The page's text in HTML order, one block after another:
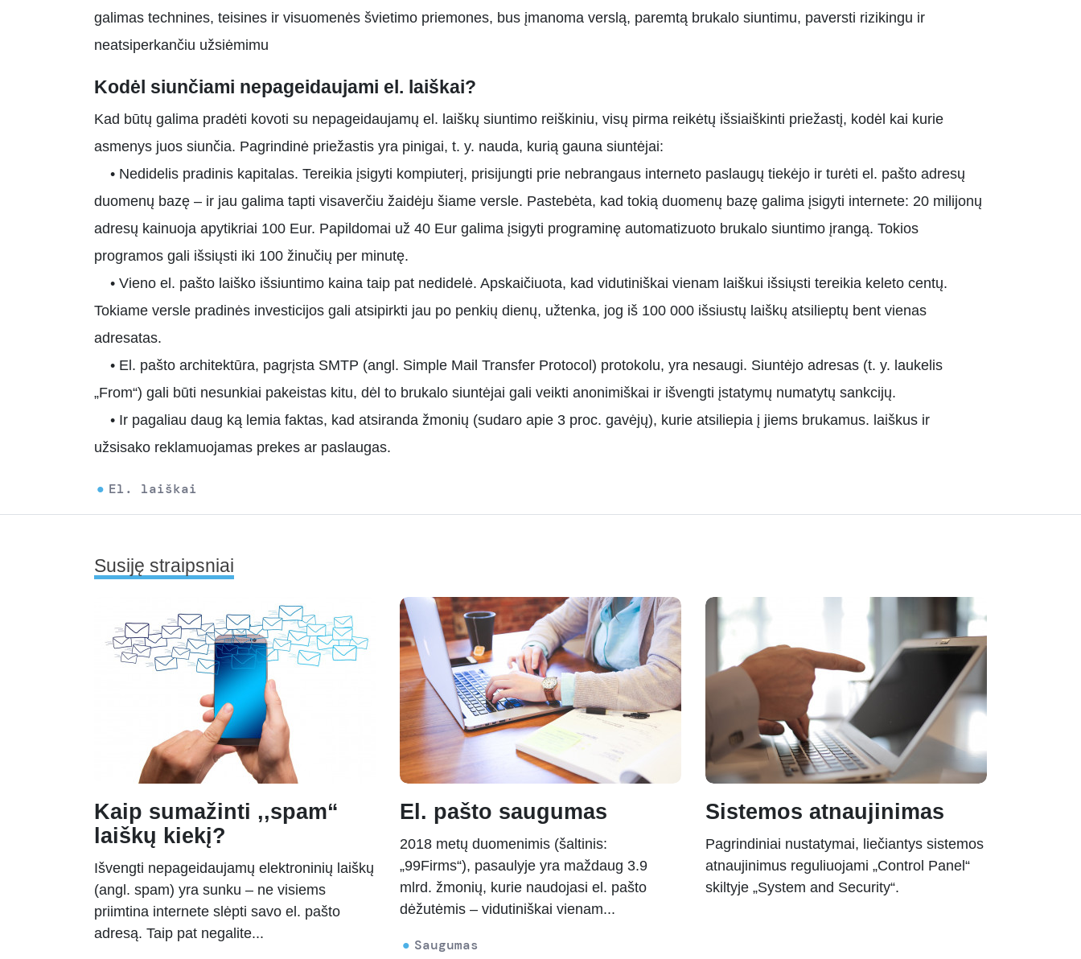
galimas technines, teisines ir visuomenės švietimo priemones, bus įmanoma verslą, paremtą brukalo siuntimu, paversti rizikingu ir
neatsiperkančiu užsiėmimu
Kodėl siunčiami nepageidaujami el. laiškai?
Kad būtų galima pradėti kovoti su nepageidaujamų el. laiškų siuntimo reiškiniu, visų pirma reikėtų išsiaiškinti priežastį, kodėl kai kurie
asmenys juos siunčia. Pagrindinė priežastis yra pinigai, t. y. nauda, kurią gauna siuntėjai:
• Nedidelis pradinis kapitalas. Tereikia įsigyti kompiuterį, prisijungti prie nebrangaus interneto paslaugų tiekėjo ir turėti el. pašto adresų
duomenų bazę – ir jau galima tapti visaverčiu žaidėju šiame versle. Pastebėta, kad tokią duomenų bazę galima įsigyti internete: 20 milijonų
adresų kainuoja apytikriai 100 Eur. Papildomai už 40 Eur galima įsigyti programinę automatizuoto brukalo siuntimo įrangą. Tokios
programos gali išsiųsti iki 100 žinučių per minutę.
• Vieno el. pašto laiško išsiuntimo kaina taip pat nedidelė. Apskaičiuota, kad vidutiniškai vienam laiškui išsiųsti tereikia keleto centų.
Tokiame versle pradinės investicijos gali atsipirkti jau po penkių dienų, užtenka, jog iš 100 000 išsiustų laiškų atsilieptų bent vienas
adresatas.
• El. pašto architektūra, pagrįsta SMTP (angl. Simple Mail Transfer Protocol) protokolu, yra nesaugi. Siuntėjo adresas (t. y. laukelis
„From“) gali būti nesunkiai pakeistas kitu, dėl to brukalo siuntėjai gali veikti anonimiškai ir išvengti įstatymų numatytų sankcijų.
• Ir pagaliau daug ką lemia faktas, kad atsiranda žmonių (sudaro apie 3 proc. gavėjų), kurie atsiliepia į jiems brukamus. laiškus ir
užsisako reklamuojamas prekes ar paslaugas.
El. laiškai
Susiję straipsniai
Kaip sumažinti ,,spam“
laiškų kiekį?
Išvengti nepageidaujamų elektroninių laiškų
(angl. spam) yra sunku – ne visiems
priimtina internete slėpti savo el. pašto
adresą. Taip pat negalite...
El. pašto saugumas
2018 metų duomenimis (šaltinis:
„99Firms“), pasaulyje yra maždaug 3.9
mlrd. žmonių, kurie naudojasi el. pašto
dėžutėmis – vidutiniškai vienam...
Saugumas
Sistemos atnaujinimas
Pagrindiniai nustatymai, liečiantys sistemos
atnaujinimus reguliuojami „Control Panel“
skiltyje „System and Security“.